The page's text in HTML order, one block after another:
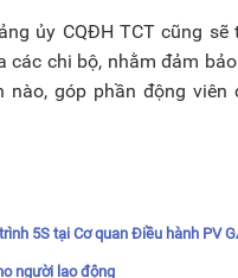
ủy CQĐH TCT cũng
các chi bộ, nhằm đảm
nào, góp phần động
5S tại Cơ quan Điều hành PV
người lao động